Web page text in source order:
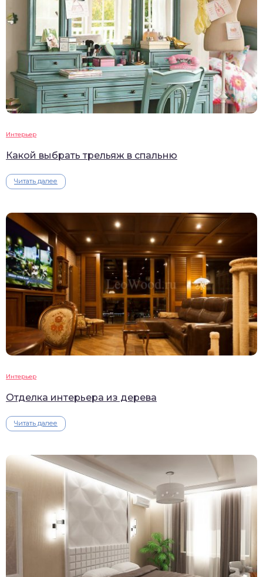
Интерьер
Какой выбрать трельяж в спальню
Читать далее
Интерьер
Отделка интерьера из дерева
Читать далее